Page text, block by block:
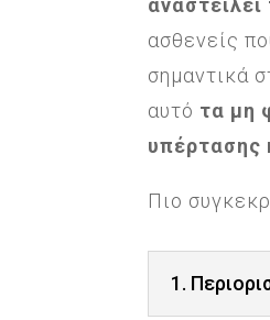
ασθενείς
σημαντικά
αυτό τα μη
υπέρτασης
Πιο
1.